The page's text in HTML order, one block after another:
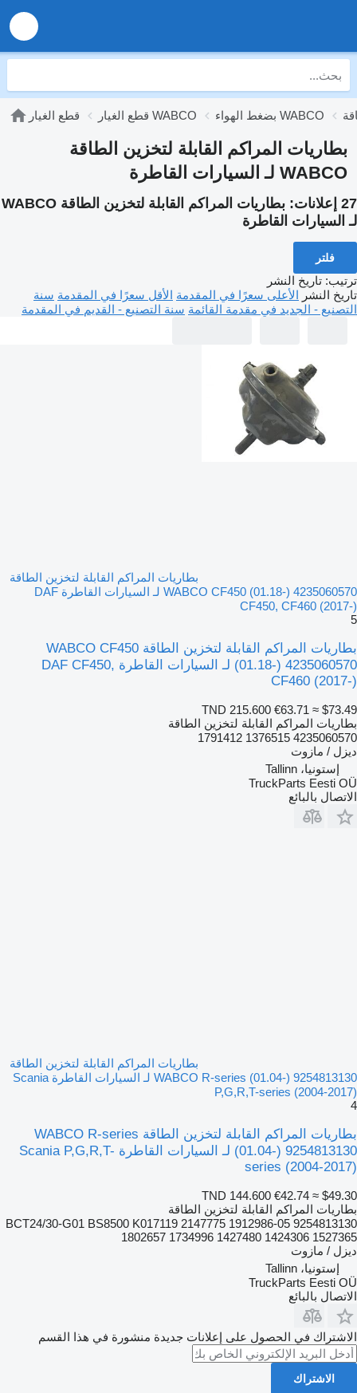
قطع الغيار قطع الغيار WABCO بضغط الهواء WABCO
بطاريات المراكم القابلة لتخزين الطاقة
WABCO لـ السيارات القاطرة
27 إعلانات:
بطاريات المراكم القابلة لتخزين الطاقة WABCO
لـ السيارات القاطرة
فلتر
ترتيب: تاريخ النشر
تاريخ النشر الأعلى سعرًا في المقدمة الأقل سعرًا في المقدمة سنة
التصنيع - الجديد في مقدمة القائمة سنة التصنيع - القديم في المقدمة
بطاريات المراكم القابلة لتخزين الطاقة
WABCO CF450 (01.18-) 4235060570 لـ السيارات القاطرة DAF
CF450, CF460 (2017-)
5
بطاريات المراكم القابلة لتخزين الطاقة WABCO CF450
(01.18-) 4235060570 لـ السيارات القاطرة DAF CF450,
CF460 (2017-)
TND 215.600 €63.71 ≈ $73.49
بطاريات المراكم القابلة لتخزين الطاقة
4235060570 1376515 1791412
ديزل / مازوت
إستونيا، Tallinn
TruckParts Eesti OÜ
الاتصال بالبائع
بطاريات المراكم القابلة لتخزين الطاقة
WABCO R-series (01.04-) 9254813130 لـ السيارات القاطرة Scania
P,G,R,T-series (2004-2017)
4
بطاريات المراكم القابلة لتخزين الطاقة WABCO R-series
(01.04-) 9254813130 لـ السيارات القاطرة Scania P,G,R,T-
series (2004-2017)
TND 144.600 €42.74 ≈ $49.30
بطاريات المراكم القابلة لتخزين الطاقة
9254813130 05-BCT24/30-G01 BS8500 K017119 2147775 1912986
1802657 1734996 1427480 1424306 1527365
ديزل / مازوت
إستونيا، Tallinn
TruckParts Eesti OÜ
الاتصال بالبائع
الاشتراك في الحصول على إعلانات جديدة منشورة في هذا القسم
الاشتراك